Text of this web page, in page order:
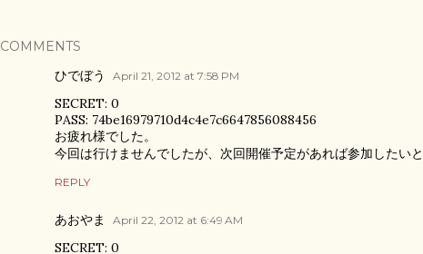
COMMENTS
ひでぼう
April 21, 2012 at 7:58 PM
SECRET: 0
PASS: 74be16979710d4c4e7c6647856088456
お疲れ様でした。
今回は行けませんでしたが、次回開催予定があれば参加したいと
REPLY
あおやま April 22, 2012 at 6:49 AM
SECRET: 0